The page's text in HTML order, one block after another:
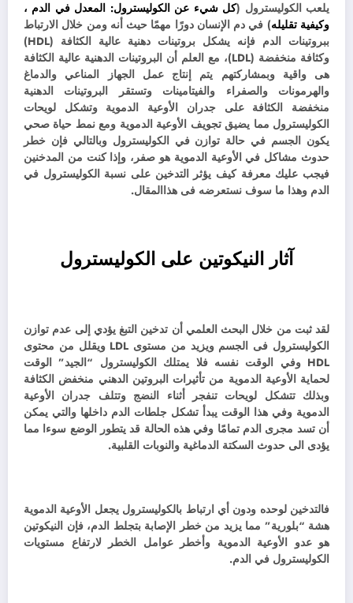
يلعب الكوليسترول (كل شيء عن الكوليسترول: المعدل في الدم ،
وكيفية تقليله) في دم الإنسان دورًا مهمًا حيث أنه ومن خلال الارتباط
ببروتينات الدم فإنه يشكل بروتينات دهنية عالية الكثافة (HDL)
وكثافة منخفضة (LDL)، مع العلم أن البروتينات الدهنية عالية الكثافة
هى واقية وبمشاركتهم يتم إنتاج عمل الجهاز المناعي والدماغ
والهرمونات والصفراء والفيتامينات وتستقر البروتينات الدهنية
منخفضة الكثافة على جدران الأوعية الدموية وتشكل لويحات
الكوليسترول مما يضيق تجويف الأوعية الدموية ومع نمط حياة صحي
يكون الجسم في حالة توازن في الكوليسترول وبالتالي فإن خطر
حدوث مشاكل في الأوعية الدموية هو صفر، وإذا كنت من المدخنين
فيجب عليك معرفة كيف يؤثر التدخين على نسبة الكوليسترول في
الدم وهذا ما سوف نستعرضه فى هذاالمقال.
آثار النيكوتين على الكوليسترول
لقد ثبت من خلال البحث العلمي أن تدخين التبغ يؤدي إلى عدم توازن
الكوليسترول فى الجسم ويزيد من مستوى LDL ويقلل من محتوى
HDL وفي الوقت نفسه فلا يمتلك الكوليسترول “الجيد” الوقت
لحماية الأوعية الدموية من تأثيرات البروتين الدهني منخفض الكثافة
وبذلك تتشكل لويحات تنفجر أثناء النضج وتتلف جدران الأوعية
الدموية وفي هذا الوقت يبدأ تشكل جلطات الدم داخلها والتي يمكن
أن تسد مجرى الدم تمامًا وفي هذه الحالة قد يتطور الوضع سوءا مما
يؤدى الى حدوث السكتة الدماغية والنوبات القلبية.
فالتدخين لوحده ودون أي ارتباط بالكوليسترول يجعل الأوعية الدموية
هشة “بلورية” مما يزيد من خطر الإصابة بتجلط الدم، فإن النيكوتين
هو عدو الأوعية الدموية وأخطر عوامل الخطر لارتفاع مستويات
الكوليسترول في الدم.